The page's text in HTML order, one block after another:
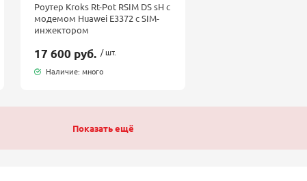
Роутер Kroks Rt-Pot RSIM DS sH с
модемом Huawei E3372 с SIM-
инжектором
17 600 руб. / шт.
Наличие: много
Показать ещё